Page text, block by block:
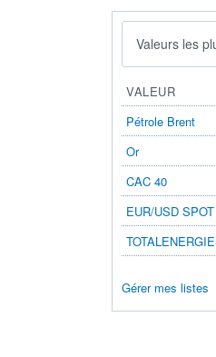
Valeurs les
VALEUR
Pétrole Brent
Or
CAC 40
EUR/USD SPOT
Gérer mes listes